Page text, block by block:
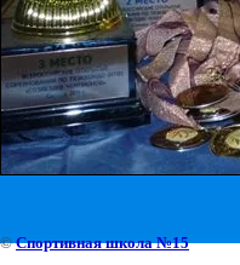
©Спортивная школа №15